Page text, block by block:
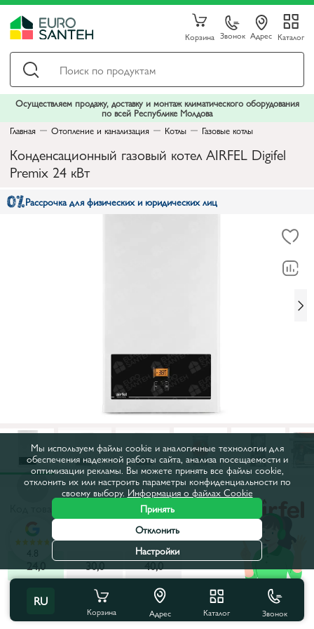
Корзина Звонок Адрес Каталог
Осуществляем продажу, доставку и монтаж климатического оборудования
по всей Республике Молдова
Главная
Отопление и канализация Котлы Газовые котлы
Конденсационный газовый котел AIRFEL Digifel
Premix 24 кВт
Рассрочка для физических и юридических лиц
Мощность, кВт:
24,0
30,0
40,0
Все характеристики
С этим товаром покупают
RU
Корзина Адрес Каталог Звонок
4.8
Мы используем файлы cookie и аналогичные технологии для
обеспечения надежной работы сайта, анализа посещаемости и
оптимизации рекламы. Вы можете принять все файлы cookie,
отклонить их или настроить параметры конфиденциальности по
своему выбору. Информация о файлах Cookie
Принять
Отклонить
Настройки